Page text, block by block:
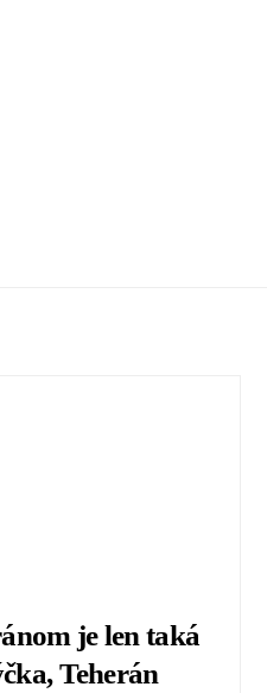
je len taká
Teherán